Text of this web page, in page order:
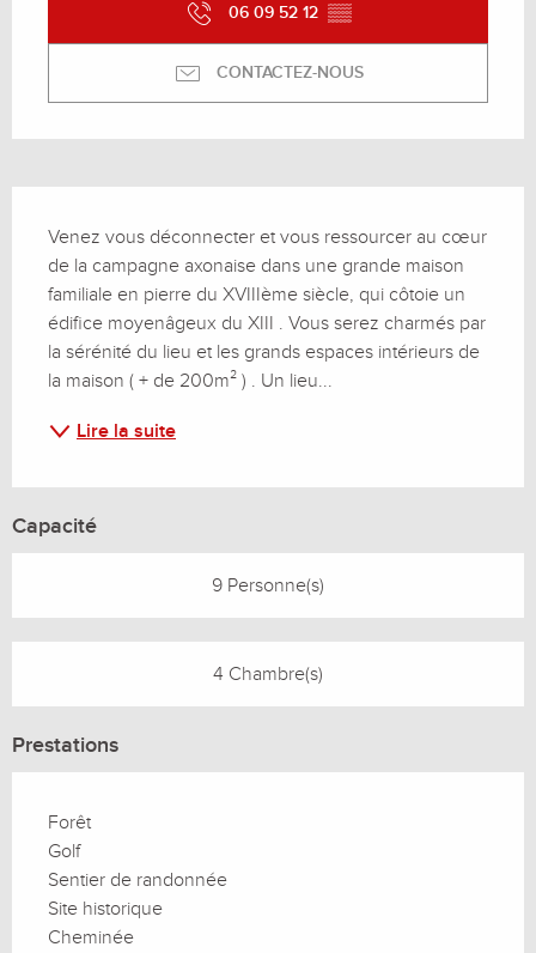
06 09 52 12 ▒▒
CONTACTEZ-NOUS
Venez vous déconnecter et vous ressourcer au cœur
de la campagne axonaise dans une grande maison
familiale en pierre du XVIIIème siècle, qui côtoie un
édifice moyenâgeux du XIII . Vous serez charmés par
la sérénité du lieu et les grands espaces intérieurs de
la maison ( + de 200m² ) . Un lieu...
Lire la suite
Capacité
9 Personne(s)
4 Chambre(s)
Prestations
Forêt
Golf
Sentier de randonnée
Site historique
Cheminée